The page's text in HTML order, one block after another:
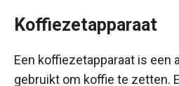
Koffiezetapparaat
Een koffiezetapparaat is een
gebruikt om koffie te zetten.